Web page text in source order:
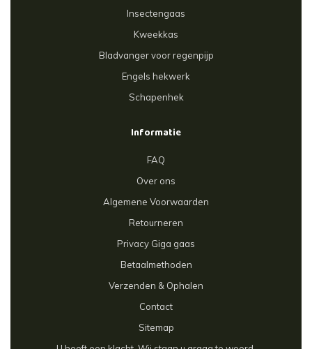
Insectengaas
Kweekkas
Bladvanger voor regenpijp
Engels hekwerk
Schapenhek
Informatie
FAQ
Over ons
Algemene Voorwaarden
Retourneren
Privacy Giga gaas
Betaalmethoden
Verzenden & Ophalen
Contact
Sitemap